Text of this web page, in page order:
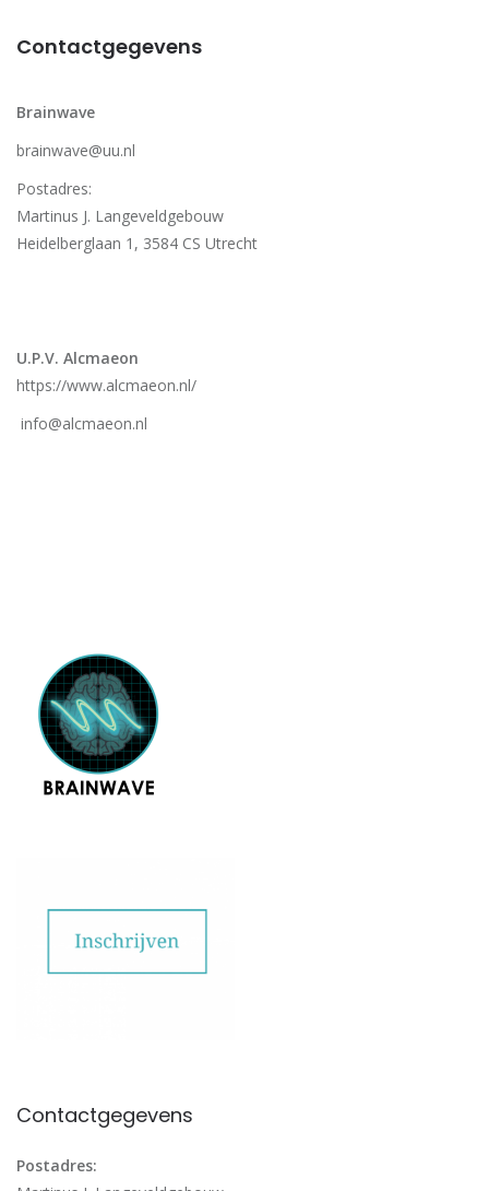
Contactgegevens
Brainwave
brainwave@uu.nl
Postadres:
Martinus J. Langeveldgebouw
Heidelberglaan 1, 3584 CS Utrecht
U.P.V. Alcmaeon
https://www.alcmaeon.nl/
info@alcmaeon.nl
Contactgegevens
Postadres: